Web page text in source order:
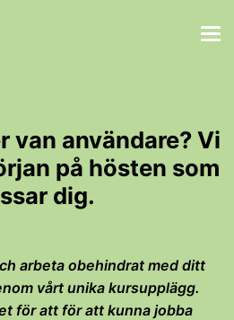
van användare? Vi
på hösten som
dig.
arbeta obehindrat med ditt
vårt unika kursupplägg.
för att för att kunna jobba